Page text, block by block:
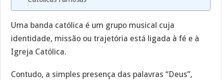
Uma banda católica é um grupo musical cuja
identidade, missão ou trajetória está ligada à fé e à
Igreja Católica.
Contudo, a simples presença das palavras “Deus”,